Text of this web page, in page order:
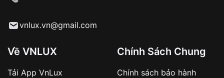
Từ khóa SEO:
vnlux.vn@gmail.com
Về VNLUX
Tải App VnLux
Chính Sách Chung
Chính sách bảo hành